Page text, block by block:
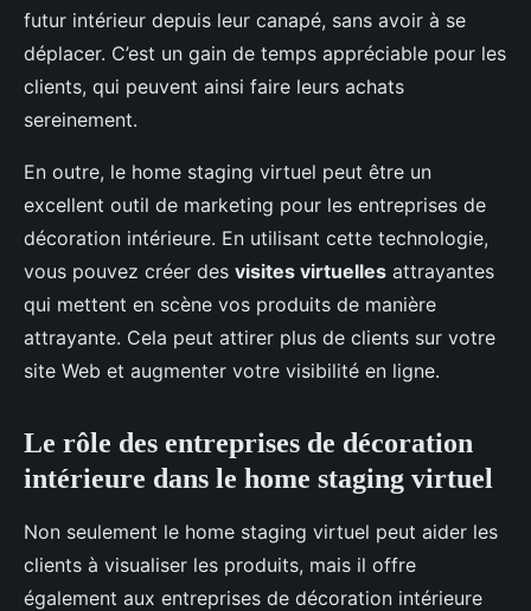
futur intérieur depuis leur canapé, sans avoir à se
déplacer. C’est un gain de temps appréciable pour les
clients, qui peuvent ainsi faire leurs achats
sereinement.
En outre, le home staging virtuel peut être un
excellent outil de marketing pour les entreprises de
décoration intérieure. En utilisant cette technologie,
vous pouvez créer des visites virtuelles attrayantes
qui mettent en scène vos produits de manière
attrayante. Cela peut attirer plus de clients sur votre
site Web et augmenter votre visibilité en ligne.
Le rôle des entreprises de décoration
intérieure dans le home staging virtuel
Non seulement le home staging virtuel peut aider les
clients à visualiser les produits, mais il offre
également aux entreprises de décoration intérieure